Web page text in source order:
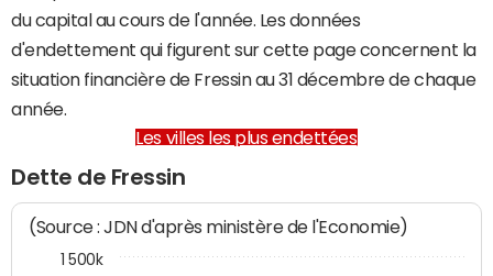
du capital au cours de l'année. Les données
d'endettement qui figurent sur cette page concernent la
situation financière de Fressin au 31 décembre de chaque
année.
Les villes les plus endettées
Dette de Fressin
(Source : JDN d'après ministère de l'Economie)
1 500k